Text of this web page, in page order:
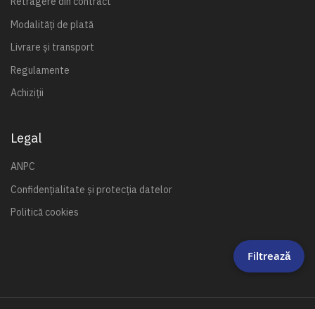
Modalități de plată
Livrare și transport
Regulamente
Achiziții
Legal
ANPC
Confidențialitate și protecția datelor
Politică cookies
Filtrează